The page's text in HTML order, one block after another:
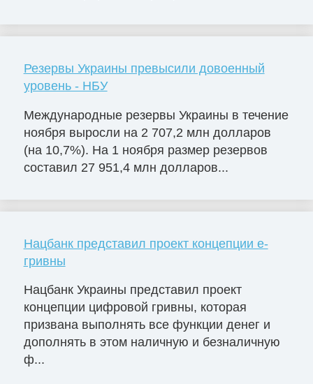
Резервы Украины превысили довоенный
уровень - НБУ
Международные резервы Украины в течение
ноября выросли на 2 707,2 млн долларов
(на 10,7%). На 1 ноября размер резервов
составил 27 951,4 млн долларов...
Нацбанк представил проект концепции е-
гривны
Нацбанк Украины представил проект
концепции цифровой гривны, которая
призвана выполнять все функции денег и
дополнять в этом наличную и безналичную
ф...